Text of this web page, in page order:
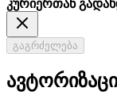
კურიერთან
გაგრძელება